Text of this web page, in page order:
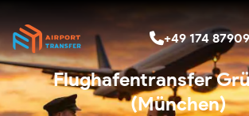
+49 174
Flughafentransfer
(München)